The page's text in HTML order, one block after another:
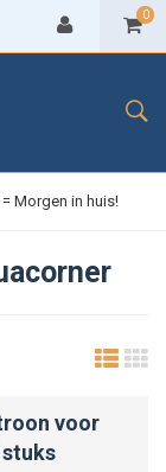
0
Morgen in huis!
voor